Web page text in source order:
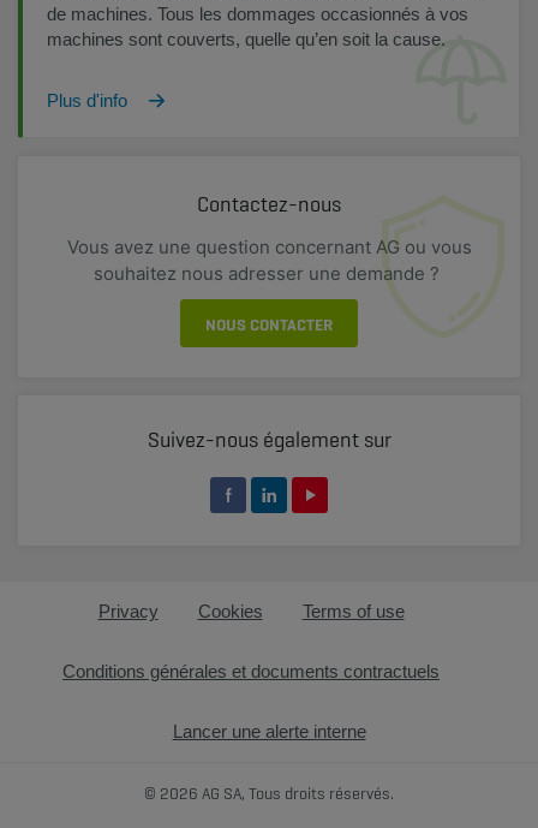
de machines. Tous les dommages occasionnés à vos
machines sont couverts, quelle qu’en soit la cause.
Plus d'info
Contactez-nous
Vous avez une question concernant AG ou vous
souhaitez nous adresser une demande ?
NOUS CONTACTER
Suivez-nous également sur
Privacy Cookies Terms of use
Conditions générales et documents contractuels
Lancer une alerte interne
© 2026 AG SA, Tous droits réservés.